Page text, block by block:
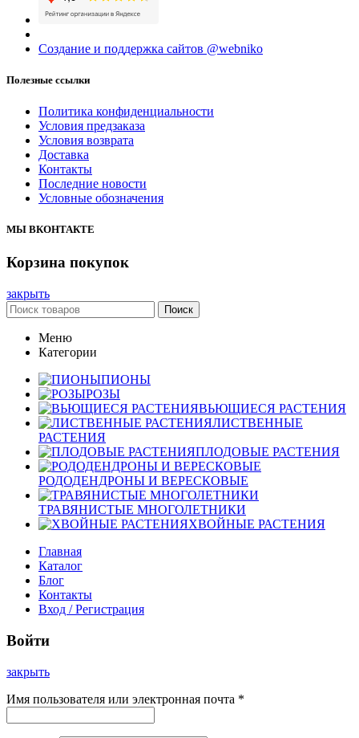
Создание и поддержка сайтов @webniko
Полезные ссылки
Политика конфиденциальности
Условия предзаказа
Условия возврата
Доставка
Контакты
Последние новости
Условные обозначения
МЫ ВКОНТАКТЕ
Корзина покупок
закрыть
Поиск
Меню
Категории
ПИОНЫ
РОЗЫ
ВЬЮЩИЕСЯ РАСТЕНИЯ
ЛИСТВЕННЫЕ
РАСТЕНИЯ
ПЛОДОВЫЕ РАСТЕНИЯ
РОДОДЕНДРОНЫ И ВЕРЕСКОВЫЕ
ТРАВЯНИСТЫЕ МНОГОЛЕТНИКИ
ХВОЙНЫЕ РАСТЕНИЯ
Главная
Каталог
Блог
Контакты
Вход / Регистрация
Войти
закрыть
Имя пользователя или электронная почта *